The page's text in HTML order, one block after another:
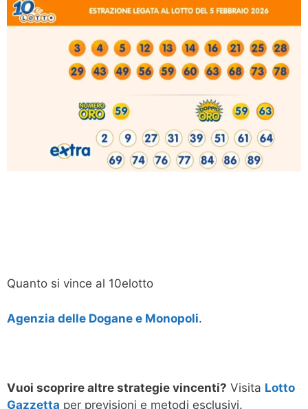
Quanto si vince al 10elotto
Agenzia delle Dogane e Monopoli.
Vuoi scoprire altre strategie vincenti? Visita Lotto
Gazzetta per previsioni e metodi esclusivi.